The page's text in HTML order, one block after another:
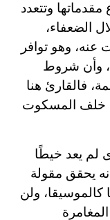
وتتعدد
الضعفاء،
عنه، وهو توافر
وأن شروط
فالقارئ هنا
خلف المسكوت
لم يعد خيطًا
يحقق مقولة
كالموسيقا، ولن